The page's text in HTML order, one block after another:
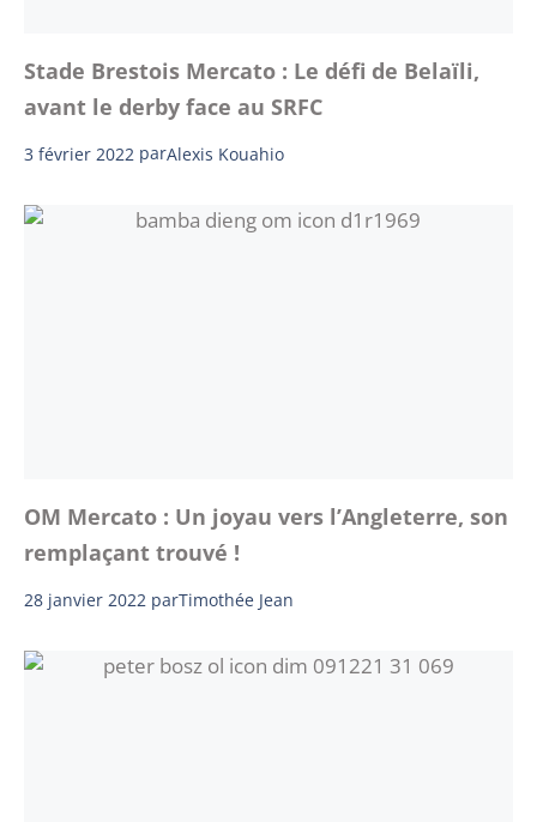
Stade Brestois Mercato : Le défi de Belaïli,
avant le derby face au SRFC
3 février 2022 parAlexis Kouahio
OM Mercato : Un joyau vers l’Angleterre, son
remplaçant trouvé !
28 janvier 2022 parTimothée Jean